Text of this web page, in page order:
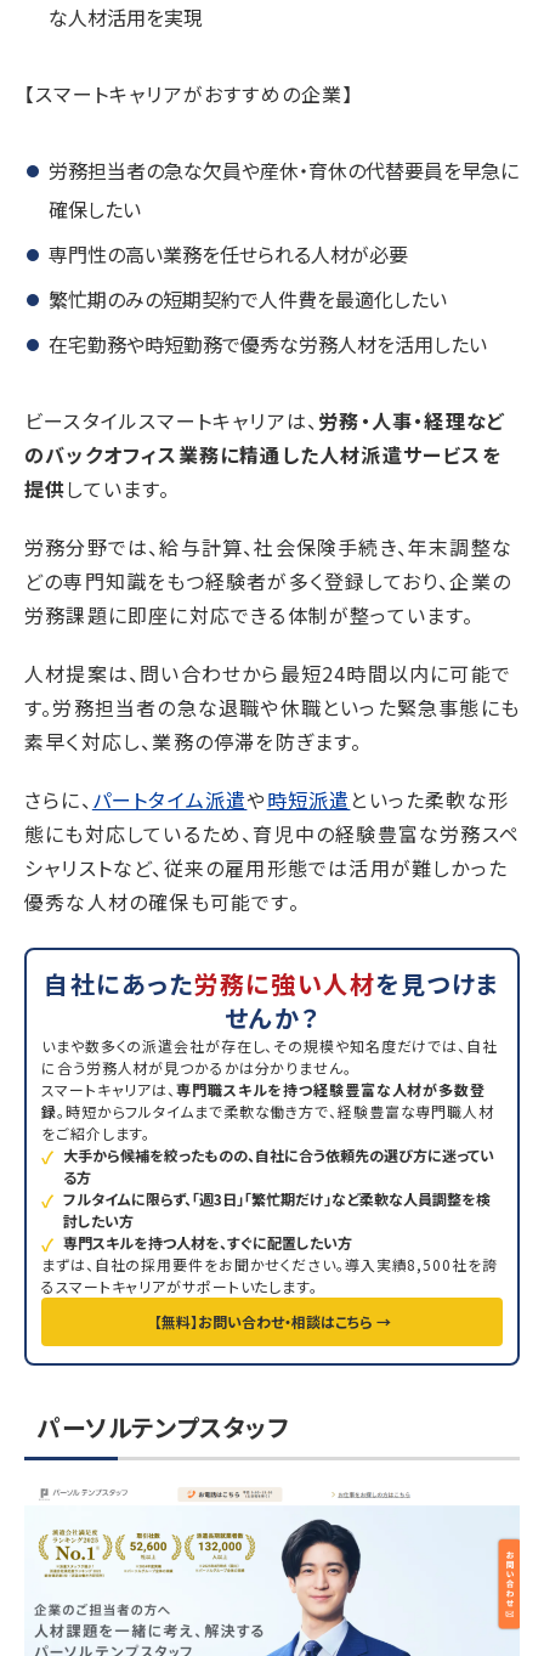
な人材活用を実現
【スマートキャリアがおすすめの企業】
労務担当者の急な欠員や産休・育休の代替要員を早急に
確保したい
専門性の高い業務を任せられる人材が必要
繁忙期のみの短期契約で人件費を最適化したい
在宅勤務や時短勤務で優秀な労務人材を活用したい
ビースタイルスマートキャリアは、 労務・人事・経理など
のバックオフィス業務に精通した人材派遣サービスを
提供しています。
労務分野では、給与計算、社会保険手続き、年末調整な
どの専門知識をもつ経験者が多く登録しており、企業の
労務課題に即座に対応できる体制が整っています。
人材提案は、問い合わせから最短24時間以内に可能で
す。労務担当者の急な退職や休職といった緊急事態にも
素早く対応し、業務の停滞を防ぎます。
さらに、 パートタイム派遣や時短派遣といった柔軟な形
態にも対応しているため、育児中の経験豊富な労務スペ
シャリストなど、従来の雇用形態では活用が難しかった
優秀な人材の確保も可能です。
自社にあった労務に強い人材を見つけま
せんか？
いまや数多くの派遣会社が存在し、その規模や知名度だけでは、自社
に合う労務人材が見つかるかは分かりません。
スマートキャリアは、 専門職スキルを持つ経験豊富な人材が多数登
録。時短からフルタイムまで柔軟な働き方で、経験豊富な専門職人材
をご紹介します。
大手から候補を絞ったものの、自社に合う依頼先の選び方に迷ってい
る方
フルタイムに限らず、「週3日」「繁忙期だけ」など柔軟な人員調整を検
討したい方
専門スキルを持つ人材を、すぐに配置したい方
まずは、自社の採用要件をお聞かせください。導入実績8,500社を誇
るスマートキャリアがサポートいたします。
【無料】お問い合わせ・相談はこちら →
パーソルテンプスタッフ